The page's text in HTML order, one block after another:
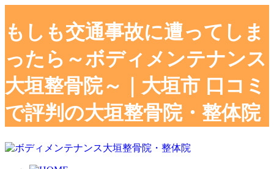
もしも交通事故に遭ってしま
ったら～ボディメンテナンス
大垣整骨院～｜大垣市 口コミ
で評判の大垣整骨院・整体院